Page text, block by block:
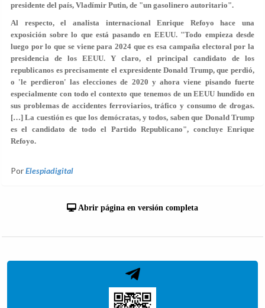
presidente del país, Vladímir Putin, de "un gasolinero autoritario".
Al respecto, el analista internacional Enrique Refoyo hace una
exposición sobre lo que está pasando en EEUU. "Todo empieza desde
luego por lo que se viene para 2024 que es esa campaña electoral por la
presidencia de los EEUU. Y claro, el principal candidato de los
republicanos es precisamente el expresidente Donald Trump, que perdió,
o 'le perdieron' las elecciones de 2020 y ahora viene pisando fuerte
especialmente con todo el contexto que tenemos de un EEUU hundido en
sus problemas de accidentes ferroviarios, tráfico y consumo de drogas.
[…] La cuestión es que los demócratas, y todos, saben que Donald Trump
es el candidato de todo el Partido Republicano", concluye Enrique
Refoyo.
PorElespiadigital
Abrir página en versión completa